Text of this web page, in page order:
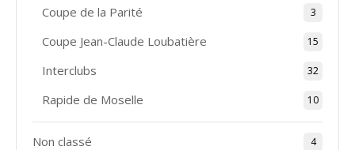
Coupe de la Parité 3
Coupe Jean-Claude Loubatière 15
Interclubs 32
Rapide de Moselle 10
Non classé 4